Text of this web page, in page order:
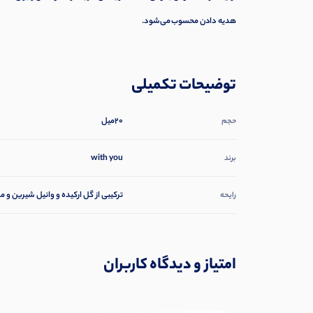
هدیه دادن محسوب می‌شود.
توضیحات تکمیلی
حجم 20میل
برند with you
رایحه ترکیبی از گل ارکیده و وانیل شیرین و
امتیاز و دیدگاه کاربران